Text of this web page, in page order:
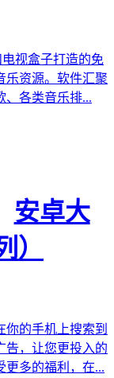
视盒子打造的免
乐资源。软件汇聚
、各类音乐排...
安卓大
的手机上搜索到
告，让您更投入的
更多的福利，在...